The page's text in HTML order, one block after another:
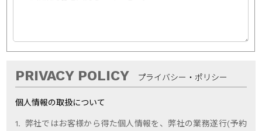
PRIVACY POLICY プライバシー・ポリシー
個人情報の取扱について
弊社ではお客様から得た個人情報を、弊社の業務遂行(予約